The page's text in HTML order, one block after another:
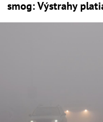
smog: Výstrahy